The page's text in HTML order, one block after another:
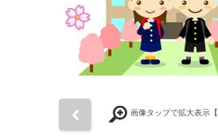
画像タップで拡大表示【